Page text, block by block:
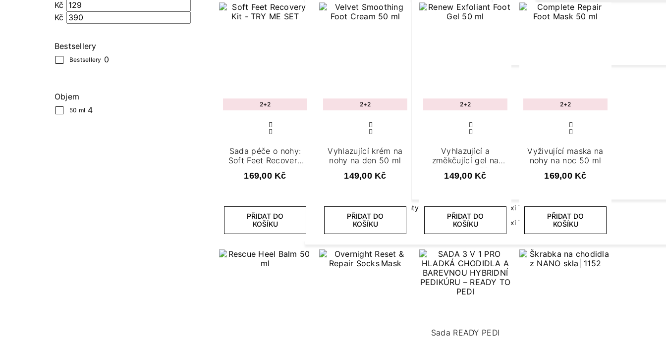
Příslušenství pro zdobení nehtů
Doplňky k přístrojům
GEL LAKY V NÁLEPCE
Nálepky na nehty pedikúra
FLEXI TIPS SYSTEM
Flexi Tips Base
Flexi Tips Lamp
Růžový
Zelený
Modrý
Oranžový
+ zobrazit více
Kč
Kč
Bestsellery
Bestsellery 0
Objem
50 ml 4
2+2
Sada péče o nohy:
Soft Feet Recovery
Kit
169,00 Kč
PŘIDAT DO
KOŠÍKU
2+2
Vyhlazující krém na
nohy na den 50 ml
149,00 Kč
PŘIDAT DO
KOŠÍKU
2+2
Vyhlazující a
změkčující gel na
nohy na noc 50 ml
149,00 Kč
PŘIDAT DO
KOŠÍKU
2+2
Vyživující maska na
nohy na noc 50 ml
169,00 Kč
PŘIDAT DO
KOŠÍKU
Sada READY PEDI